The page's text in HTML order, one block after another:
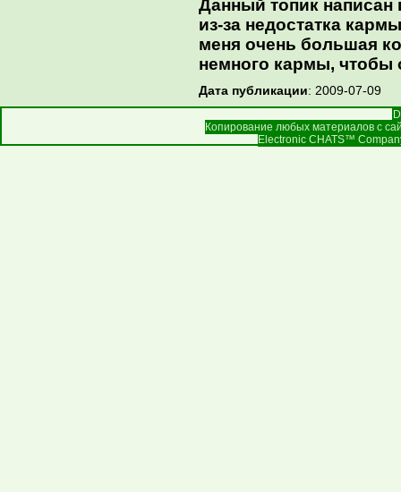
Данный топик
из-за недостатка
меня очень большая
немного кармы, чтобы
Дата публикации: 2009-07-09
Копирование любых материалов с
Electronic CHATS™